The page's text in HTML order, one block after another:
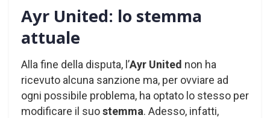
Ayr United: lo stemma
attuale
Alla fine della disputa, l’Ayr United non ha
ricevuto alcuna sanzione ma, per ovviare ad
ogni possibile problema, ha optato lo stesso per
modificare il suostemma. Adesso, infatti,